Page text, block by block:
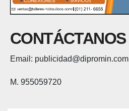
CONTÁCTANOS
Email: publicidad@dipromin.com
M. 955059720